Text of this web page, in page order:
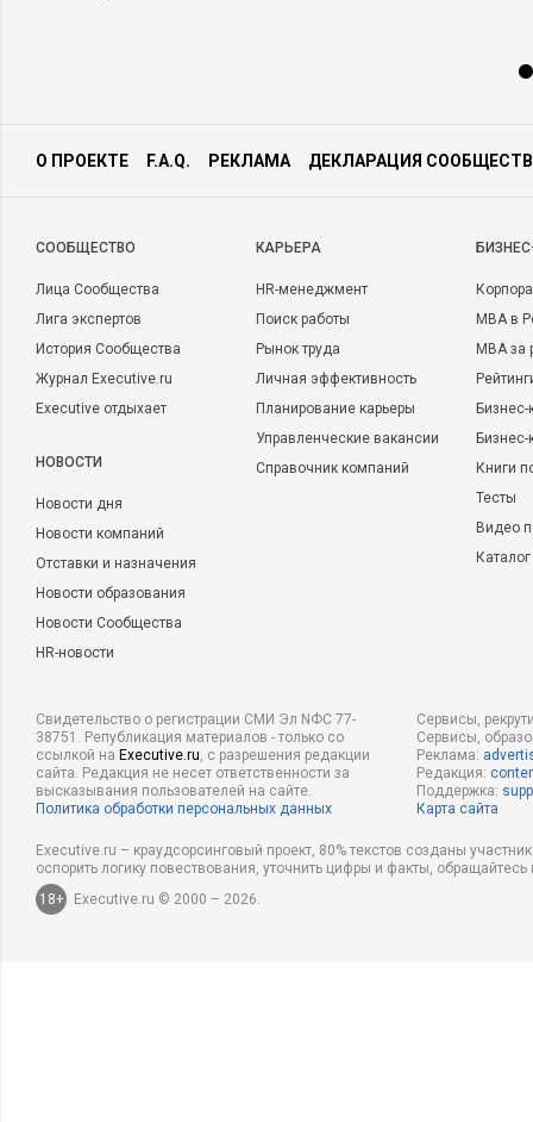
О ПРОЕКТЕ F.A.Q. РЕКЛАМА ДЕКЛАРАЦИЯ
CООБЩЕСТВО
Лица Сообщества
Лига экспертов
История Сообщества
Журнал Executive.ru
Executive отдыхает
НОВОСТИ
Новости дня
Новости компаний
Отставки и назначения
Новости образования
Новости Сообщества
HR-новости
КАРЬЕРА
HR-менеджмент
Поиск работы
Рынок труда
Личная эффективность
Планирование карьеры
Управленческие вакансии
Справочник компаний
MBA в
MBA
Бизнес-
Книги
Тесты
Видео
Свидетельство о регистрации СМИ Эл NФС 77-
38751. Републикация материалов - только со
ссылкой на Executive.ru, с разрешения редакции
сайта. Редакция не несет ответственности за
высказывания пользователей на сайте.
Политика обработки персональных данных
Сервисы,
Сервисы,
Реклама:
Редакция:
Поддержка:
Карта сайта
Executive.ru – краудсорсинговый проект, 80% текстов созданы
оспорить логику повествования, уточнить цифры и факты,
18+
Executive.ru © 2000 – 2026.